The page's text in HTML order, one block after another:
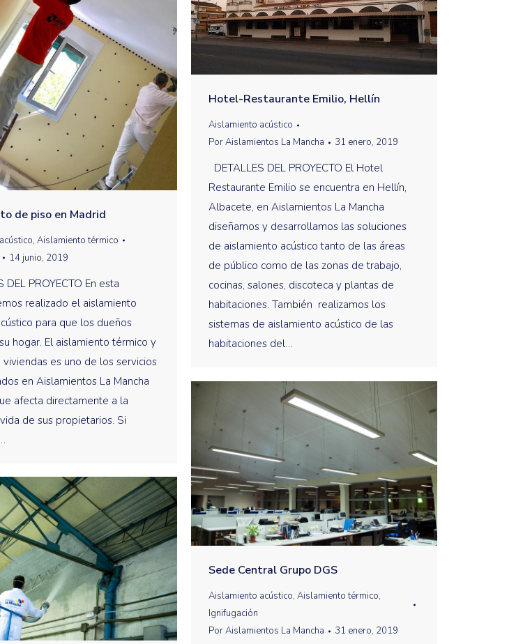
de piso en Madrid
, Aislamiento térmico
14 junio, 2019
DEL PROYECTO En esta
realizado el aislamiento
para que los dueños
hogar. El aislamiento térmico y
viviendas es uno de los servicios
en Aislamientos La Mancha
afecta directamente a la
de sus propietarios. Si
Hotel-Restaurante Emilio, Hellín
Aislamiento acústico
PorAislamientos La Mancha 31 enero, 2019
DETALLES DEL PROYECTO El Hotel
Restaurante Emilio se encuentra en Hellín,
Albacete, en Aislamientos La Mancha
diseñamos y desarrollamos las soluciones
de aislamiento acústico tanto de las áreas
de público como de las zonas de trabajo,
cocinas, salones, discoteca y plantas de
habitaciones. También realizamos los
sistemas de aislamiento acústico de las
habitaciones del…
Sede Central Grupo DGS
Aislamiento acústico, Aislamiento térmico,
Ignifugación
PorAislamientos La Mancha 31 enero, 2019